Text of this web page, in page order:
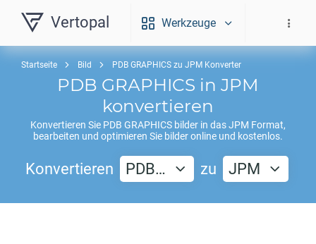
Vertopal Werkzeuge
Startseite Bild PDB GRAPHICS zu JPM Konverter
PDB GRAPHICS in JPM
konvertieren
Konvertieren Sie PDB GRAPHICS bilder in dasJPM Format,
bearbeiten und optimieren Sie bilder online und kostenlos.
Konvertieren PDB… zu JPM